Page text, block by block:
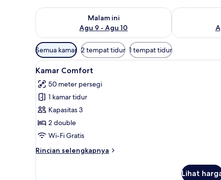
Malam ini
Agu 9 - Agu 10
Periksa ketersediaan untuk malam ini Agu 9 - Agu 10
Periksa
Filter
tersedia
untuk
kamar
Semua kamar 2 tempat tidur 1 tempat tidur
Lihat
semua
foto
untuk
Kamar
Comfort
Kamar Comfort | Brankas,
8
Kamar Comfort
50 meter persegi
1 kamar tidur
Kapasitas 3
2 double
Wi-Fi Gratis
Rincian selengkapnya
Rincian
Lihat